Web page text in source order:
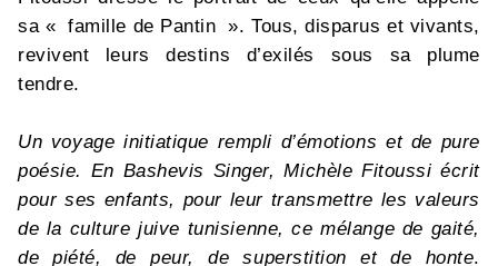
sa « famille de Pantin ». Tous, disparus et vivants,
revivent leurs destins d’exilés sous sa plume
tendre.
Un voyage initiatique rempli d’émotions et de pure
poésie. En Bashevis Singer, Michèle Fitoussi écrit
pour ses enfants, pour leur transmettre les valeurs
de la culture juive tunisienne, ce mélange de gaité,
de piété, de peur, de superstition et de honte.